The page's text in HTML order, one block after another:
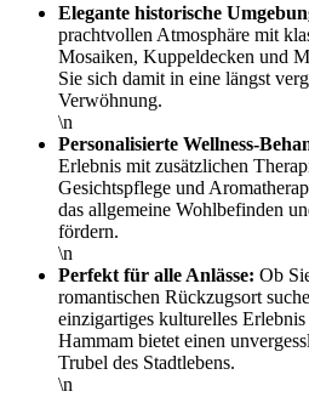
Elegante historische
prachtvollen Atmosphäre mit
Mosaiken, Kuppeldecken und
Sie sich damit in eine längst
Verwöhnung.
\n
Personalisierte Wellness-
Erlebnis mit zusätzlichen
Gesichtspflege und
das allgemeine Wohlbefinden
fördern.
\n
Perfekt für alle Anlässe: Ob
romantischen Rückzugsort
einzigartiges kulturelles
Hammam bietet einen
Trubel des Stadtlebens.
\n